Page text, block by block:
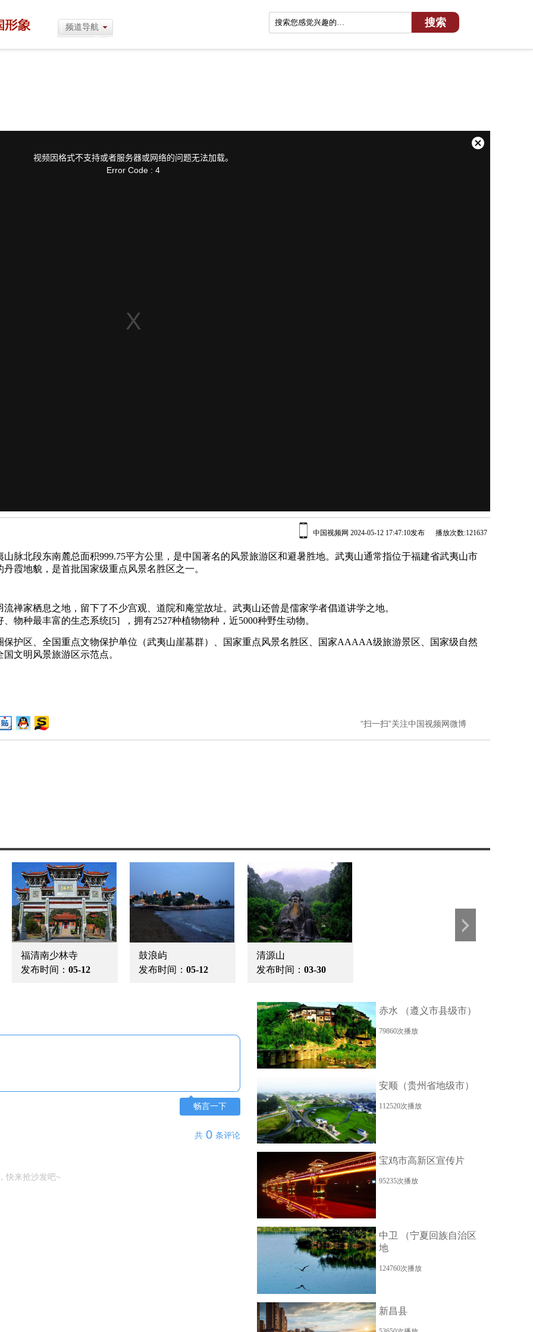
频道导航
视频因格式不支持或者服务器或网络的问题无法加载。
Error Code : 4
关
中国视频网 2024-05-12 17:47:10发布 播放次数:121637
北段东南麓总面积999.75平方公里，是中国著名的风景旅游区和避暑胜地。武夷山通常指位于福建省武夷山市
霞地貌，是首批国家级重点风景名胜区之一。
家栖息之地，留下了不少宫观、道院和庵堂故址。武夷山还曾是儒家学者倡道讲学之地。
种最丰富的生态系统[5] ，拥有2527种植物物种，近5000种野生动物。
区、全国重点文物保护单位（武夷山崖墓群）、国家重点风景名胜区、国家AAAAA级旅游景区、国家级自然
文明风景旅游区示范点。
“扫一扫”关注中国视频网微博
福清南少林寺
发布时间： 05-12
鼓浪屿
发布时间： 05-12
清源山
发布时间： 03-30
畅言一下
共 0 条评论
快来抢沙发吧~
赤水 （遵义市县级市）
79860次播放
安顺（贵州省地级市）
112520次播放
宝鸡市高新区宣传片
95235次播放
中卫 （宁夏回族自治区
地
124760次播放
新昌县